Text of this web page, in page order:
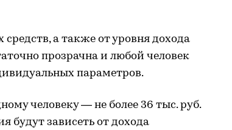
а также от уровня дохода
прозрачна и любой человек
параметров.
человеку — не более 36 тыс. руб.
будут зависеть от дохода